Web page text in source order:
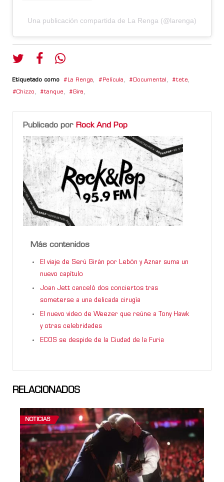
Una publicación compartida de La Renga (@larenga)
Etiquetado como La Renga, Película, Documental , tete,
Chizzo, tanque, Gira,
Publicado por Rock And Pop
Más contenidos
El viaje de Serú Girán por Lebón y Aznar suma un
nuevo capítulo
Joan Jett canceló dos conciertos tras
someterse a una delicada cirugía
El nuevo video de Weezer que reúne a Tony Hawk
y otras celebridades
ECOS se despide de la Ciudad de la Furia
RELACIONADOS
NOTICIAS